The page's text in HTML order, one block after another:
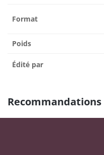
Format
Poids
Édité par
Recommandations